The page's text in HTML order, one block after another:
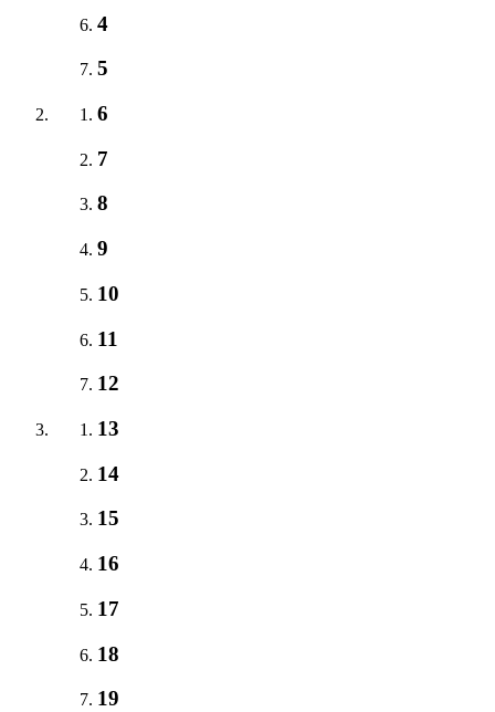
4
5
6
7
8
9
10
11
12
13
14
15
16
17
18
19